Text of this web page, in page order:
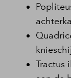
Tractus